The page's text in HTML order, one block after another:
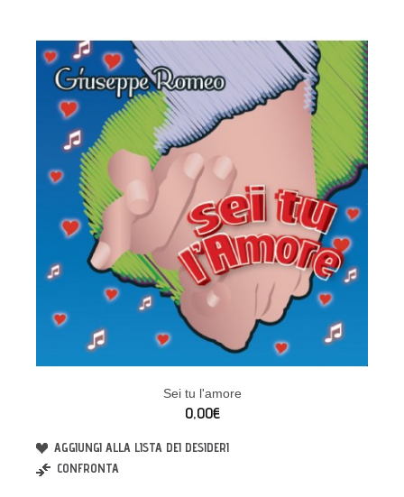
Sei tu l'amore
0,00€
AGGIUNGI ALLA LISTA DEI DESIDERI
CONFRONTA